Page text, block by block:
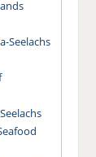
Seelachs